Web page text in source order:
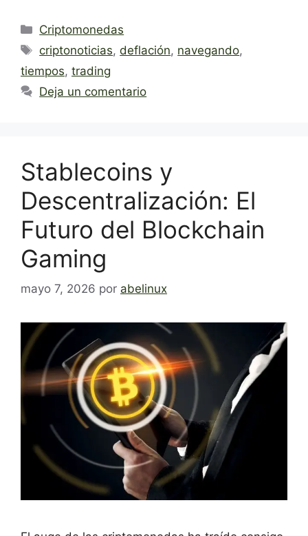
Categorías
Criptomonedas
Etiquetas
criptonoticias,deflación, navegando,
tiempos, trading
Deja un comentario
Stablecoins y
Descentralización: El
Futuro del Blockchain
Gaming
mayo 7, 2026 por abelinux